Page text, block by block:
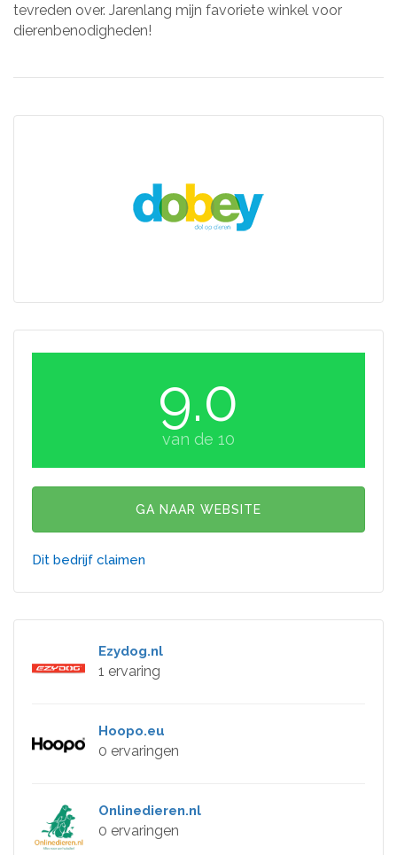
tevreden over. Jarenlang mijn favoriete winkel voor
dierenbenodigheden!
9.0
van de 10
GA NAAR WEBSITE
Dit bedrijf claimen
Ezydog.nl
1 ervaring
Hoopo.eu
0 ervaringen
Onlinedieren.nl
0 ervaringen